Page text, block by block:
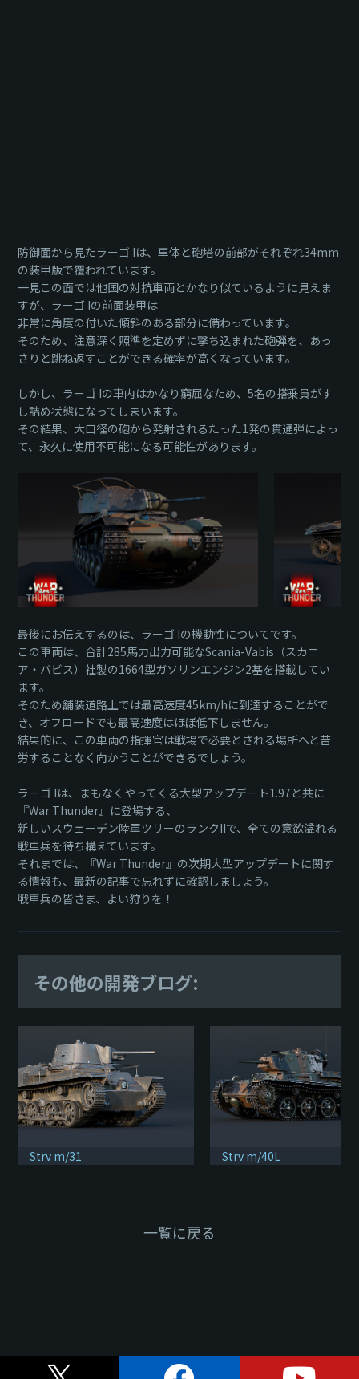
防御面から見たラーゴ Iは、車体と砲塔の前部がそれぞれ34mm
の装甲版で覆われています。
一見この面では他国の対抗車両とかなり似ているように見えま
すが、ラーゴ Iの前面装甲は
非常に角度の付いた傾斜のある部分に備わっています。
そのため、注意深く照準を定めずに撃ち込まれた砲弾を、あっ
さりと跳ね返すことができる確率が高くなっています。
しかし、ラーゴ Iの車内はかなり窮屈なため、5名の搭乗員がす
し詰め状態になってしまいます。
その結果、大口径の砲から発射されるたった1発の貫通弾によっ
て、永久に使用不可能になる可能性があります。
最後にお伝えするのは、ラーゴ Iの機動性についてです。
この車両は、合計285馬力出力可能なScania-Vabis（スカニ
ア・バビス）社製の1664型ガソリンエンジン2基を搭載してい
ます。
そのため舗装道路上では最高速度45km/hに到達することがで
き、オフロードでも最高速度はほぼ低下しません。
結果的に、この車両の指揮官は戦場で必要とされる場所へと苦
労することなく向かうことができるでしょう。
ラーゴ Iは、まもなくやってくる大型アップデート1.97と共に
『War Thunder』に登場する、
新しいスウェーデン陸軍ツリーのランクIIで、全ての意欲溢れる
戦車兵を待ち構えています。
それまでは、『War Thunder』の次期大型アップデートに関す
る情報も、最新の記事で忘れずに確認しましょう。
戦車兵の皆さま、よい狩りを！
その他の開発ブログ:
Strv m/31 Strv m/40L
一覧に戻る